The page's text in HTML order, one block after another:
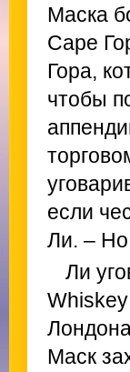
Маска
Саре
Гора,
чтобы
если
Ли. – Но
Ли
Маск